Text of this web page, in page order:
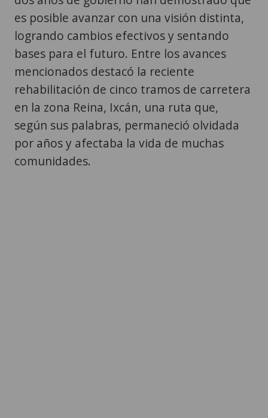
es posible avanzar con una visión distinta,
logrando cambios efectivos y sentando
bases para el futuro. Entre los avances
mencionados destacó la reciente
rehabilitación de cinco tramos de carretera
en la zona Reina, Ixcán, una ruta que,
según sus palabras, permaneció olvidada
por años y afectaba la vida de muchas
comunidades.